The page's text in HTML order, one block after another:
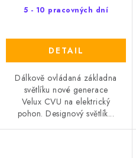
5 - 10 pracovných dní
DETAIL
Dálkově ovládaná základna
světlíku nové generace
Velux CVU na elektrický
pohon. Designový světlík...